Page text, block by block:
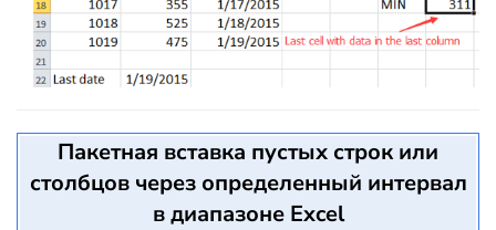
Пакетная вставка пустых строк или
столбцов через определенный интервал
в диапазоне Excel